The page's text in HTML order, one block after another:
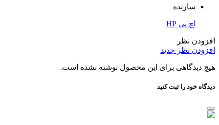
سازنده
اچ پی HP
افزودن نظر
افزودن نظر جدید
هیچ دیدگاهی برای این محصول نوشته نشده است.
دیدگاه خود را ثبت کنید